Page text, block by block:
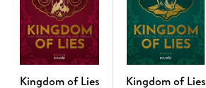
Kingdom of Lies
Kingdom of Lies